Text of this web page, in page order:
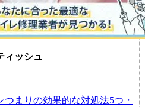
ィッシュ
まりの効果的な対処法5つ・